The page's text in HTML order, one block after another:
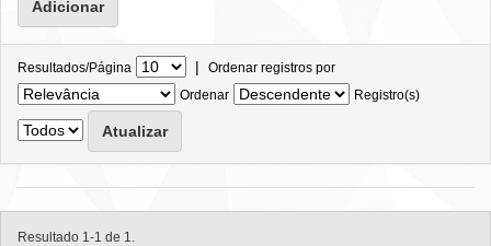
Resultados/Página | Ordenar registros por
Ordenar
Registro(s)
Resultado 1-1 de 1.